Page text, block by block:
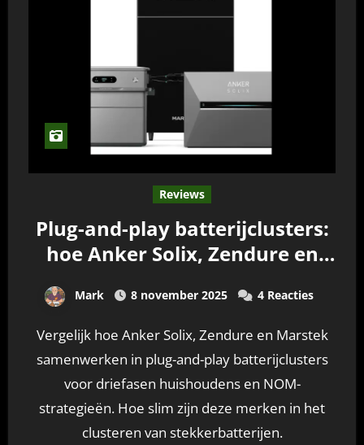
Reviews
Plug-and-play batterijclusters:
hoe Anker Solix, Zendure en
Mark 8 november 2025 4 Reacties
Vergelijk hoe Anker Solix, Zendure en Marstek
samenwerken in plug-and-play batterijclusters
voor driefasen huishoudens en NOM-
strategieën. Hoe slim zijn deze merken in het
clusteren van stekkerbatterijen.